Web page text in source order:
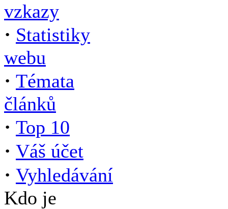
vzkazy
· Statistiky
webu
· Témata
článků
· Top 10
· Váš účet
· Vyhledávání
Kdo je